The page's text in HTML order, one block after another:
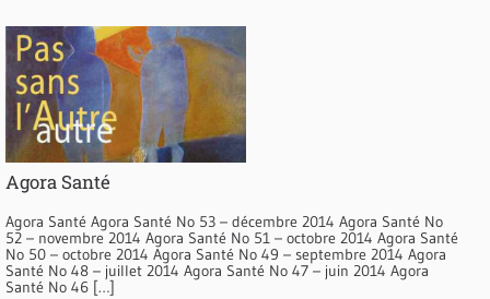
Agora Santé
Agora Santé Agora Santé No 53 – décembre 2014 Agora Santé No
52 – novembre 2014 Agora Santé No 51 – octobre 2014 Agora Santé
No 50 – octobre 2014 Agora Santé No 49 – septembre 2014 Agora
Santé No 48 – juillet 2014 Agora Santé No 47 – juin 2014 Agora
Santé No 46 […]